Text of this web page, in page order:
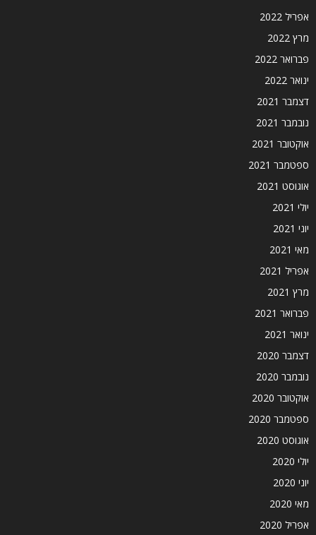
אפריל 2022
מרץ 2022
פברואר 2022
ינואר 2022
דצמבר 2021
נובמבר 2021
אוקטובר 2021
ספטמבר 2021
אוגוסט 2021
יולי 2021
יוני 2021
מאי 2021
אפריל 2021
מרץ 2021
פברואר 2021
ינואר 2021
דצמבר 2020
נובמבר 2020
אוקטובר 2020
ספטמבר 2020
אוגוסט 2020
יולי 2020
יוני 2020
מאי 2020
אפריל 2020